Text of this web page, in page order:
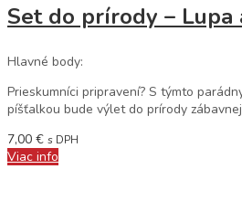
Set do prírody – Lupa
Hlavné body:
Prieskumníci pripravení? S týmto
píšťalkou bude výlet do prírody
7,00 € s DPH
Viac info